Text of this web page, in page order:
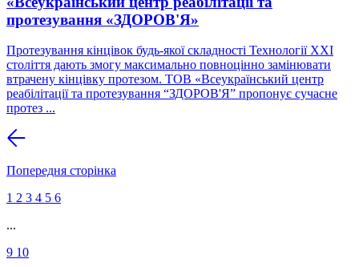
протезування «ЗДОРОВ'Я»
Протезування кінцівок будь-якої складності Технології XXI
століття дають змогу максимально повноцінно замінювати
втрачену кінцівку протезом. ТОВ «Всеукраїнський центр
реабілітації та протезування “ЗДОРОВ'Я” пропонує сучасне
протез ...
Попередня сторінка
1 2 3 4 5 6
...
9 10